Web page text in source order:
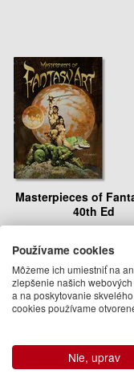
Masterpieces of
40th Ed
Dian Hanson
27.50 €
Dodanie do 21
Používame cookies
Môžeme ich umiestniť na
zlepšenie našich
a na poskytovanie
cookies používame
Nie, uprav